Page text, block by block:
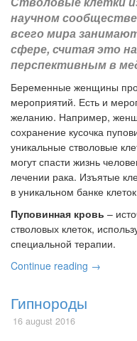
научном
всего мира
сфере, считая это
перспективным в
Беременные женщины
мероприятий. Есть и
желанию. Например,
сохранение кусочка
уникальные стволовые
могут спасти жизнь
лечении рака. Изъятые
в уникальном банке
Пуповинная кровь –
стволовых клеток,
специальной терапии.
Continue reading →
Гипнороды
16 august 2016